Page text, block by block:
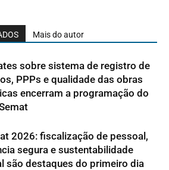
Mais do autor
sobre sistema de registro de
PPPs e qualidade das obras
encerram a programação do
2026: fiscalização de pessoal,
segura e sustentabilidade
são destaques do primeiro dia